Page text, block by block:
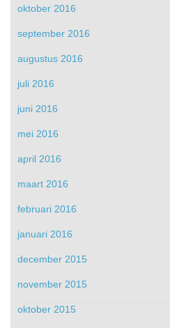
oktober 2016
september 2016
augustus 2016
juli 2016
juni 2016
mei 2016
april 2016
maart 2016
februari 2016
januari 2016
december 2015
november 2015
oktober 2015